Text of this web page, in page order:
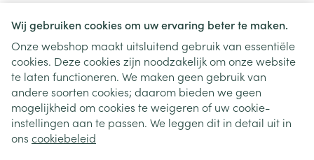
Wij gebruiken cookies om uw ervaring beter te maken.
Onze webshop maakt uitsluitend gebruik van essentiële
cookies. Deze cookies zijn noodzakelijk om onze website
te laten functioneren. We maken geen gebruik van
andere soorten cookies; daarom bieden we geen
mogelijkheid om cookies te weigeren of uw cookie-
instellingen aan te passen. We leggen dit in detail uit in
ons cookiebeleid
Juridische links